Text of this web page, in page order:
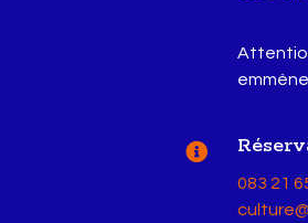

083 21